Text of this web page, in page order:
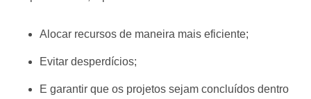
Alocar recursos de maneira mais eficiente;
Evitar desperdícios;
E garantir que os projetos sejam concluídos dentro